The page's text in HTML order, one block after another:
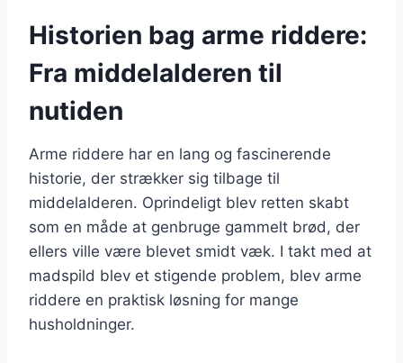
Historien bag arme riddere:
Fra middelalderen til
nutiden
Arme riddere har en lang og fascinerende
historie, der strækker sig tilbage til
middelalderen. Oprindeligt blev retten skabt
som en måde at genbruge gammelt brød, der
ellers ville være blevet smidt væk. I takt med at
madspild blev et stigende problem, blev arme
riddere en praktisk løsning for mange
husholdninger.